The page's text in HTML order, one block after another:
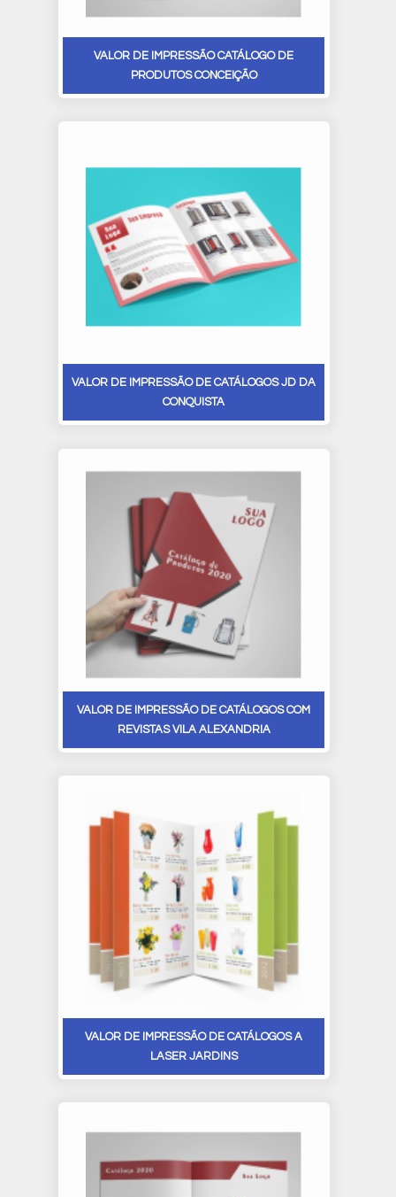
VALOR DE IMPRESSÃO CATÁLOGO DE
PRODUTOS CONCEIÇÃO
VALOR DE IMPRESSÃO DE CATÁLOGOS JD DA
CONQUISTA
VALOR DE IMPRESSÃO DE CATÁLOGOS COM
REVISTAS VILA ALEXANDRIA
VALOR DE IMPRESSÃO DE CATÁLOGOS A
LASER JARDINS